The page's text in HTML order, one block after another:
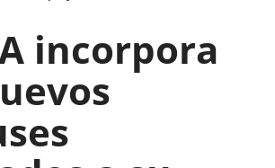
incorpora